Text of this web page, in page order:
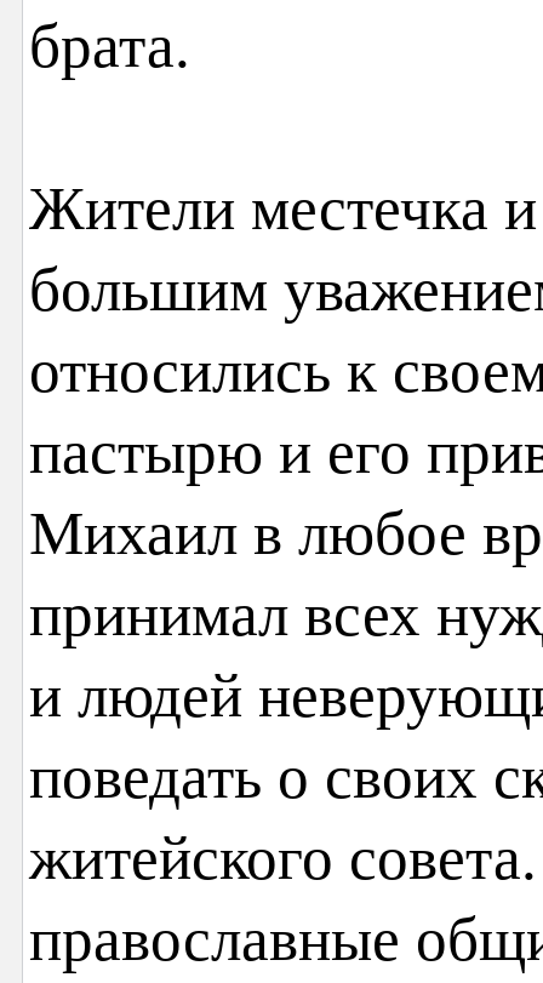
брата.
Жители местечка
большим
относились к
пастырю и его
Михаил в любое
принимал всех
и людей
поведать о своих
житейского
православные